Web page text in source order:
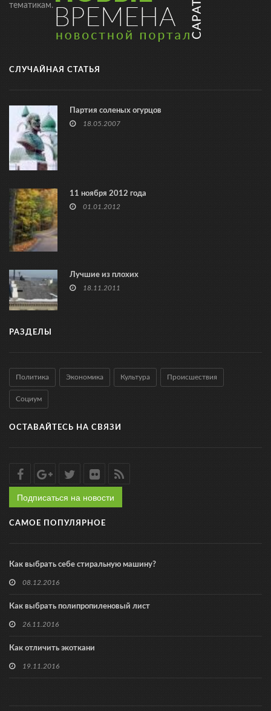
тематикам.
СЛУЧАЙНАЯ СТАТЬЯ
Партия соленых огурцов
18.05.2007
11 ноября 2012 года
01.01.2012
Лучшие из плохих
18.11.2011
РАЗДЕЛЫ
Политика Экономика Культура Происшествия
Социум
ОСТАВАЙТЕСЬ НА СВЯЗИ
Подписаться на новости
САМОЕ ПОПУЛЯРНОЕ
Как выбрать себе стиральную машину?
08.12.2016
Как выбрать полипропиленовый лист
26.11.2016
Как отличить экоткани
19.11.2016